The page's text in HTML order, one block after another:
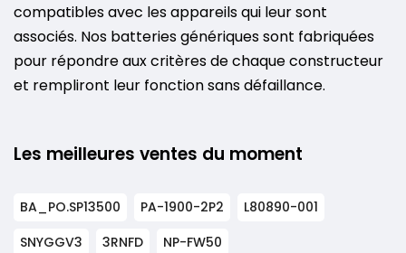
compatibles avec les appareils qui leur sont
associés. Nos batteries génériques sont fabriquées
pour répondre aux critères de chaque constructeur
et rempliront leur fonction sans défaillance.
Les meilleures ventes du moment
BA_PO.SP13500 PA-1900-2P2
L80890-001
SNYGGV3
3RNFD NP-FW50